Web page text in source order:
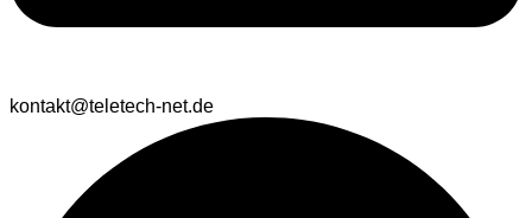
kontakt@teletech-net.de